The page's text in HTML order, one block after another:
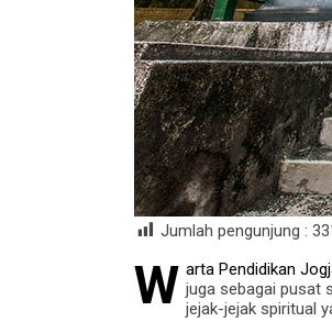
Jumlah pengunjung :
W arta Pendidikan
juga sebagai pusat
jejak-jejak spiritual